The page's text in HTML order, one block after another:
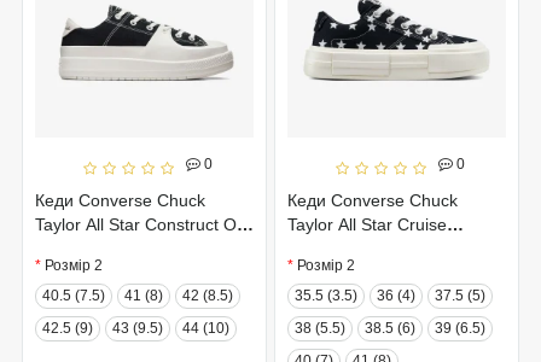
0
Кеди Converse Chuck
Taylor All Star Construct Ox
Розмір 2
40.5 (7.5)
41 (8)
42 (8.5)
42.5 (9)
43 (9.5) 44 (10)
0
Кеди Converse Chuck
Taylor All Star Cruise
Розмір 2
35.5 (3.5)
36 (4)
37.5 (5)
38 (5.5)
38.5 (6)
39 (6.5)